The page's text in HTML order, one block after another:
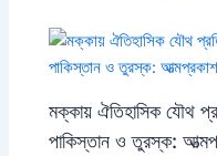
মক্কায় ঐতিহাসিক যৌথ
পাকিস্তান ও তুরস্ক: